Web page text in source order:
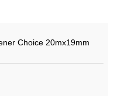
Choice 20mx19mm